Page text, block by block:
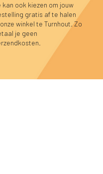
kan ook kiezen om jouw
gratis af te halen
winkel te Turnhout. Zo
je geen